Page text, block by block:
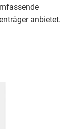
anbietet.